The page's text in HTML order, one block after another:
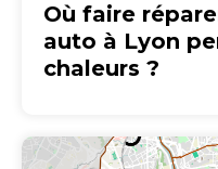
Où faire
auto à Lyon
chaleurs ?